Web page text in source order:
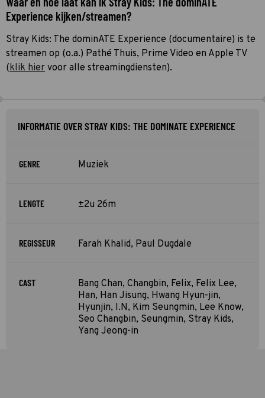
Experience kijken/streamen?
Stray Kids: The dominATE Experience (documentaire) is te
streamen op (o.a.) Pathé Thuis, Prime Video en Apple TV
(klik hier voor alle streamingdiensten).
INFORMATIE OVER STRAY KIDS: THE DOMINATE EXPERIENCE
GENRE Muziek
LENGTE ±2u 26m
REGISSEUR Farah Khalid, Paul Dugdale
CAST
Bang Chan, Changbin, Felix, Felix Lee,
Han, Han Jisung, Hwang Hyun-jin,
Hyunjin, I.N, Kim Seungmin, Lee Know,
Seo Changbin, Seungmin, Stray Kids,
Yang Jeong-in